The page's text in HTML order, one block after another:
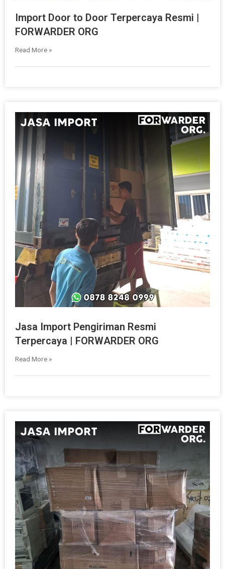
Import Door to Door Terpercaya Resmi |
FORWARDER ORG
Read More »
Jasa Import Pengiriman Resmi
Terpercaya | FORWARDER ORG
Read More »